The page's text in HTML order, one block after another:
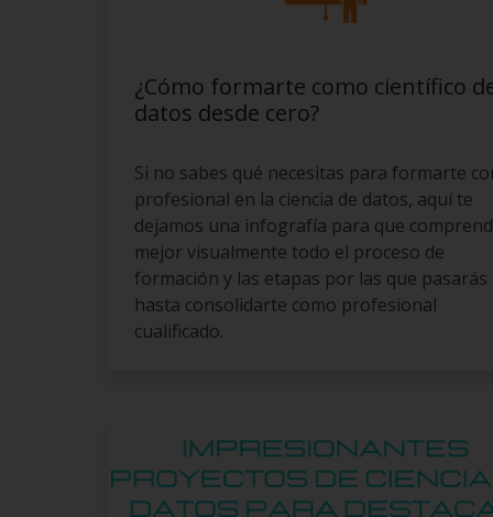
¿Cómo formarte como científico
datos desde cero?
Si no sabes qué necesitas para formarte
profesional en la ciencia de datos, aquí te
dejamos una infografía para que
mejor visualmente todo el proceso de
formación y las etapas por las que pasarás
hasta consolidarte como profesional
cualificado.